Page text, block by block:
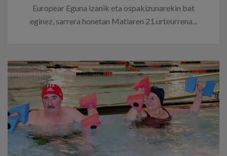
Europear Eguna izanik eta ospakizunarekin bat
eginez, sarrera honetan Matiaren 21.urteurrena...